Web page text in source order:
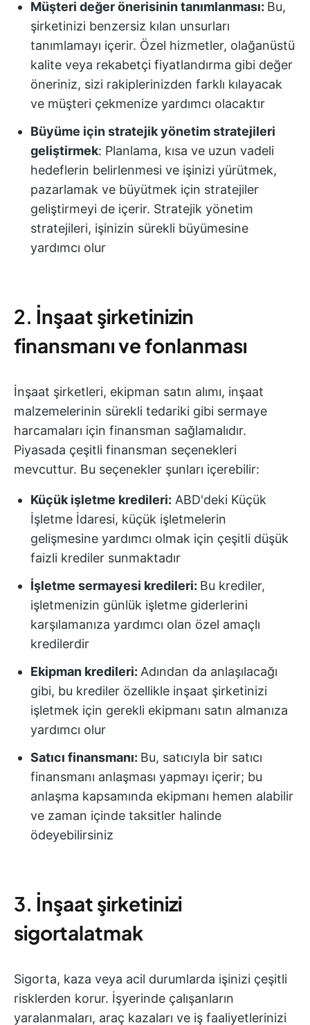
Müşteri değer önerisinin tanımlanması: Bu,
şirketinizi benzersiz kılan unsurları
tanımlamayı içerir. Özel hizmetler, olağanüstü
kalite veya rekabetçi fiyatlandırma gibi değer
öneriniz, sizi rakiplerinizden farklı kılayacak
ve müşteri çekmenize yardımcı olacaktır
Büyüme için stratejik yönetim stratejileri
geliştirmek: Planlama, kısa ve uzun vadeli
hedeflerin belirlenmesi ve işinizi yürütmek,
pazarlamak ve büyütmek için stratejiler
geliştirmeyi de içerir. Stratejik yönetim
stratejileri, işinizin sürekli büyümesine
yardımcı olur
2. İnşaat şirketinizin
finansmanı ve fonlanması
İnşaat şirketleri, ekipman satın alımı, inşaat
malzemelerinin sürekli tedariki gibi sermaye
harcamaları için finansman sağlamalıdır.
Piyasada çeşitli finansman seçenekleri
mevcuttur. Bu seçenekler şunları içerebilir:
Küçük işletme kredileri: ABD'deki Küçük
İşletme İdaresi, küçük işletmelerin
gelişmesine yardımcı olmak için çeşitli düşük
faizli krediler sunmaktadır
İşletme sermayesi kredileri: Bu krediler,
işletmenizin günlük işletme giderlerini
karşılamanıza yardımcı olan özel amaçlı
kredilerdir
Ekipman kredileri: Adından da anlaşılacağı
gibi, bu krediler özellikle inşaat şirketinizi
işletmek için gerekli ekipmanı satın almanıza
yardımcı olur
Satıcı finansmanı: Bu, satıcıyla bir satıcı
finansmanı anlaşması yapmayı içerir; bu
anlaşma kapsamında ekipmanı hemen alabilir
ve zaman içinde taksitler halinde
ödeyebilirsiniz
3. İnşaat şirketinizi
sigortalatmak
Sigorta, kaza veya acil durumlarda işinizi çeşitli
risklerden korur. İşyerinde çalışanların
yaralanmaları, araç kazaları ve iş faaliyetlerinizi